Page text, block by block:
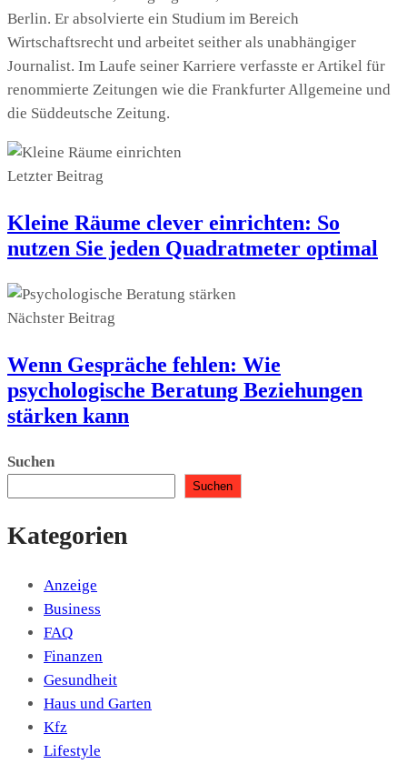
Berlin. Er absolvierte ein Studium im Bereich
Wirtschaftsrecht und arbeitet seither als unabhängiger
Journalist. Im Laufe seiner Karriere verfasste er Artikel für
renommierte Zeitungen wie die Frankfurter Allgemeine und
die Süddeutsche Zeitung.
Letzter Beitrag
Kleine Räume clever einrichten: So
nutzen Sie jeden Quadratmeter optimal
Nächster Beitrag
Wenn Gespräche fehlen: Wie
psychologische Beratung Beziehungen
stärken kann
Suchen
Suchen
Kategorien
Anzeige
Business
FAQ
Finanzen
Gesundheit
Haus und Garten
Kfz
Lifestyle